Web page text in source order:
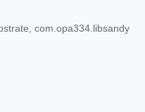
com.opa334.libsandy